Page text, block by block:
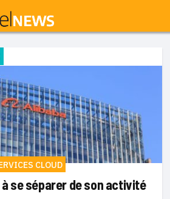
CLOUD
à se séparer de son activité